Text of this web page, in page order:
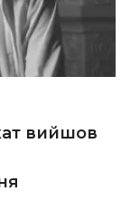
вийшов